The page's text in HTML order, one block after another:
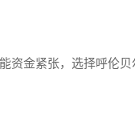
资金紧张，选择呼伦贝